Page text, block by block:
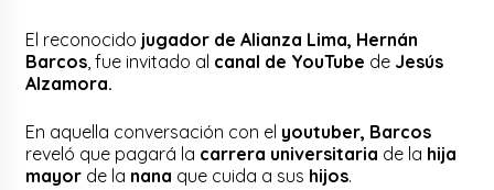
El reconocido jugador de Alianza Lima, Hernán
Barcos , fue invitado al canal de YouTube de Jesús
Alzamora.
En aquella conversación con el youtuber, Barcos
reveló que pagará la carrera universitaria de la hija
mayor de la nana que cuida a sus hijos.